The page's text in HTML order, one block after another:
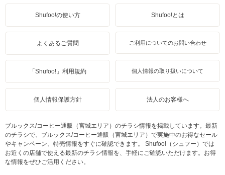
Shufoo!の使い方 Shufoo!とは
よくあるご質問 ご利用についてのお問い合わせ
「Shufoo!」利用規約 個人情報の取り扱いについて
個人情報保護方針 法人のお客様へ
ブルックス/コーヒー通販（宮城エリア）のチラシ情報を掲載しています。最新
のチラシで、ブルックス/コーヒー通販（宮城エリア）で実施中のお得なセール
やキャンペーン、特売情報をすぐに確認できます。 Shufoo!（シュフー）では
お近くの店舗で使える最新のチラシ情報を、手軽にご確認いただけます。お得
な情報をぜひご活用ください。